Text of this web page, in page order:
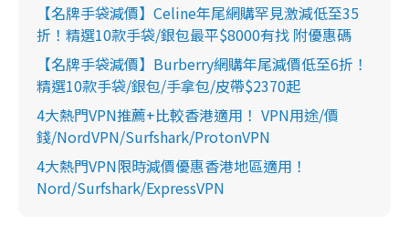
【名牌手袋減價】Celine年尾網購罕見激減低至35
折！精選10款手袋/銀包最平$8000有找 附優惠碼
【名牌手袋減價】Burberry網購年尾減價低至6折！
精選10款手袋/銀包/手拿包/皮帶$2370起
4大熱門VPN推薦+比較香港適用！ VPN用途/價
錢/NordVPN/Surfshark/ProtonVPN
4大熱門VPN限時減價優惠香港地區適用！
Nord/Surfshark/ExpressVPN